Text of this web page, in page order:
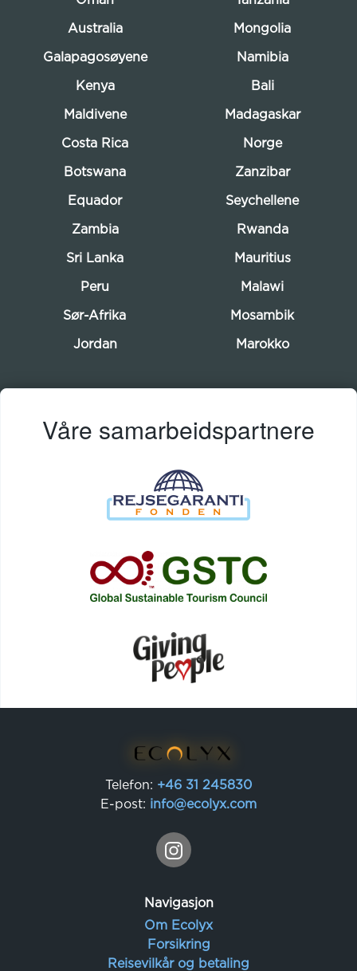
Australia
Galapagosøyene
Kenya
Maldivene
Costa Rica
Botswana
Equador
Zambia
Sri Lanka
Peru
Sør-Afrika
Jordan
Mongolia
Namibia
Bali
Madagaskar
Norge
Zanzibar
Seychellene
Rwanda
Mauritius
Malawi
Mosambik
Marokko
Våre samarbeidspartnere
Telefon: +46 31 245830
E-post: info@ecolyx.com
Navigasjon
Om Ecolyx
Forsikring
Reisevilkår og betaling